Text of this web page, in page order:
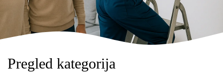
Pregled kategorija